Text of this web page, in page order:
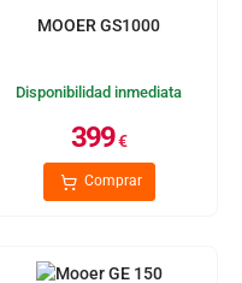
MOOER GS1000
Disponibilidad inmediata
399€
Comprar